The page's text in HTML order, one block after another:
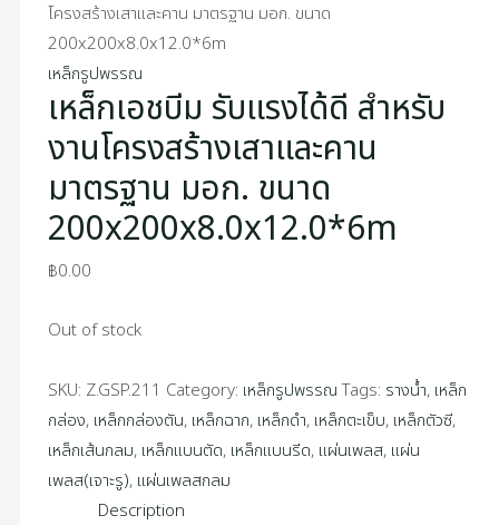
โครงสร้างเสาและคาน มาตรฐาน มอก. ขนาด
200x200x8.0x12.0*6m
เหล็กรูปพรรณ
เหล็กเอชบีม รับแรงได้ดี สำหรับ
งานโครงสร้างเสาและคาน
มาตรฐาน มอก. ขนาด
200x200x8.0x12.0*6m
฿0.00
Out of stock
SKU: Z.GSP.211 Category: เหล็กรูปพรรณ Tags: รางน้ำ, เหล็ก
กล่อง, เหล็กกล่องตัน, เหล็กฉาก, เหล็กดำ, เหล็กตะเข็บ, เหล็กตัวซี,
เหล็กเส้นกลม, เหล็กแบนตัด, เหล็กแบนรีด, แผ่นเพลส, แผ่น
เพลส(เจาะรู), แผ่นเพลสกลม
Description